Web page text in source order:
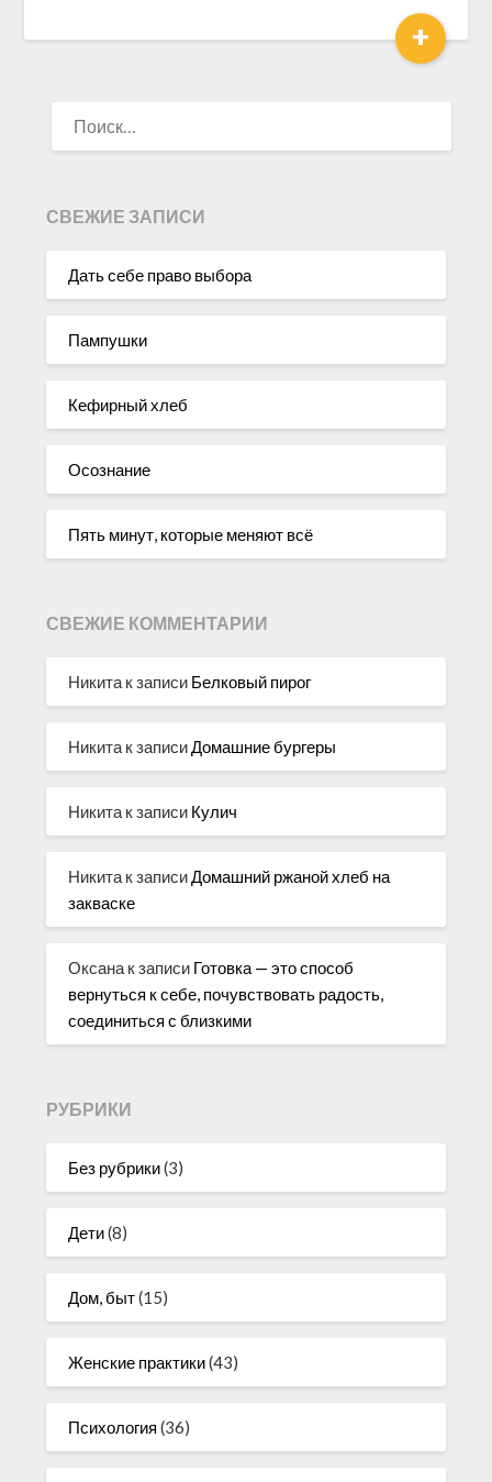
+
СВЕЖИЕ ЗАПИСИ
Дать себе право выбора
Пампушки
Кефирный хлеб
Осознание
Пять минут, которые меняют всё
СВЕЖИЕ КОММЕНТАРИИ
Никита к записи Белковый пирог
Никита к записиДомашние бургеры
Никита к записи Кулич
Никита к записиДомашний ржаной хлеб на
закваске
Оксана к записи Готовка — это способ
вернуться к себе, почувствовать радость,
соединиться с близкими
РУБРИКИ
Без рубрики(3)
Дети(8)
Дом, быт(15)
Женские практики(43)
Психология (36)